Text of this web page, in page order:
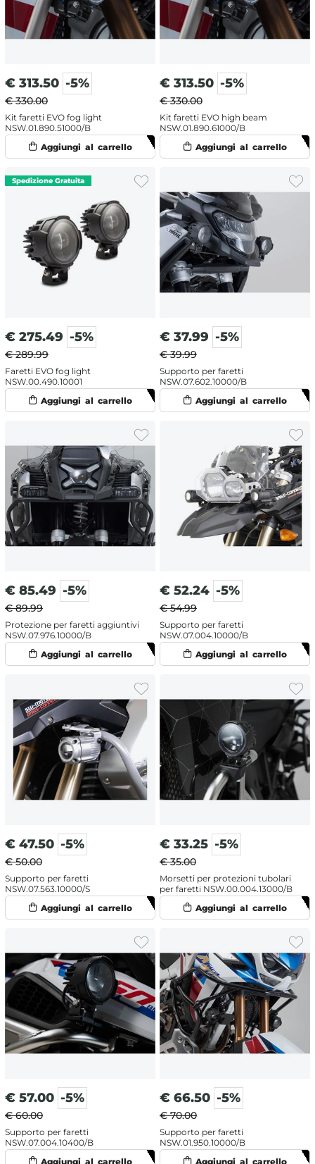
€ 313.50 -5%
€ 330.00
Kit faretti EVO fog light
NSW.01.890.51000/B
€ 313.50 -5%
€ 330.00
Kit faretti EVO high beam
NSW.01.890.61000/B
€ 275.49 -5%
€ 289.99
Faretti EVO fog light
NSW.00.490.10001
€ 37.99 -5%
€ 39.99
Supporto per faretti
NSW.07.602.10000/B
€ 85.49 -5%
€ 89.99
Protezione per faretti aggiuntivi
NSW.07.976.10000/B
€ 52.24 -5%
€ 54.99
Supporto per faretti
NSW.07.004.10000/B
€ 47.50 -5%
€ 50.00
Supporto per faretti
NSW.07.563.10000/S
€ 33.25 -5%
€ 35.00
Morsetti per protezioni tubolari
per faretti NSW.00.004.13000/B
€ 57.00 -5%
€ 60.00
Supporto per faretti
NSW.07.004.10400/B
€ 66.50 -5%
€ 70.00
Supporto per faretti
NSW.01.950.10000/B